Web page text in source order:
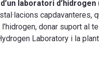
laboratori d’hidrogen
capdavanteres,
donar suport al
Laboratory i la